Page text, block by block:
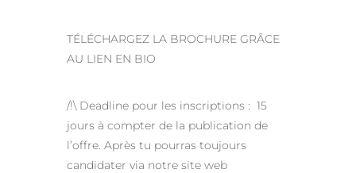
TÉLÉCHARGEZ LA BROCHURE GRÂCE
AU LIEN EN BIO
/!\ Deadline pour les inscriptions : 15
jours à compter de la publication de
l’offre. Après tu pourras toujours
candidater via notre site web